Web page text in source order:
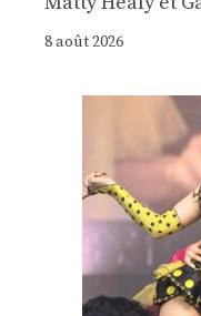
8 août 2026